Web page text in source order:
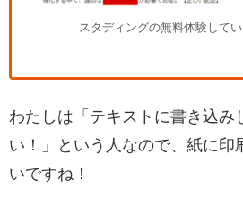
スタディングの無料体験して
わたしは「テキストに書き込み
い！」という人なので、紙に印
いですね！